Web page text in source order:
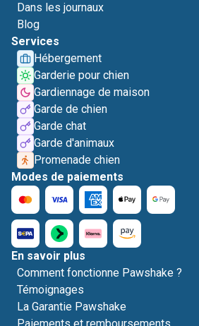
Dans les journaux
Blog
Services
Hébergement
Garderie pour chien
Gardiennage de maison
Garde de chien
Garde chat
Garde d'animaux
Promenade chien
Modes de paiements
En savoir plus
Comment fonctionne Pawshake ?
Témoignages
La Garantie Pawshake